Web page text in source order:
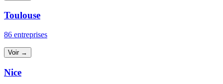
Toulouse
86 entreprises
Voir →
Nice